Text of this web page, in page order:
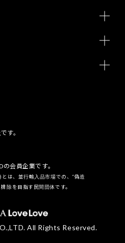
す。
会員企業です。
は、並行輸入品市場での、“偽造
除を目指す民間団体です。
All Rights Reserved.